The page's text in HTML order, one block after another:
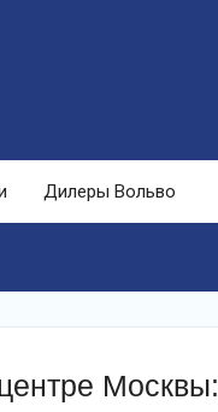
Дилеры Вольво
Москвы: